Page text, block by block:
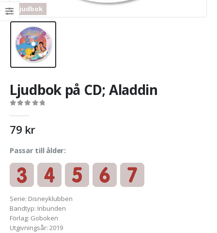
Ljudbok
Ljudbok på CD; Aladdin
79 kr
Passar till ålder:
Serie: Disneyklubben
Bandtyp: Inbunden
Förlag: Goboken
Utgivningsår: 2019